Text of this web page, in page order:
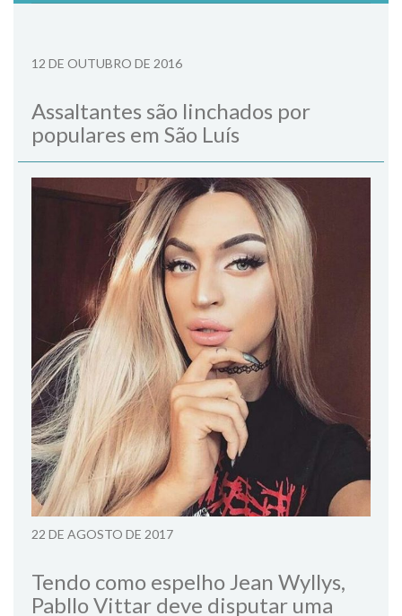
12 DE OUTUBRO DE 2016
Assaltantes são linchados por
populares em São Luís
22 DE AGOSTO DE 2017
Tendo como espelho Jean Wyllys,
Pabllo Vittar deve disputar uma